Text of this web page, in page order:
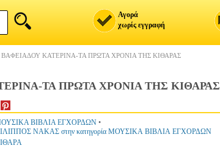
Αγορά
χωρίς εγγραφή
ΒΑΦΕΙΑΔΟΥ ΚΑΤΕΡΙΝΑ-ΤΑ ΠΡΩΤΑ ΧΡΟΝΙΑ ΤΗΣ ΚΙΘΑΡΑΣ
ΤΑ ΠΡΩΤΑ ΧΡΟΝΙΑ ΤΗΣ ΚΙΘΑΡΑΣ
ΒΙΒΛΙΑ ΕΓΧΟΡΔΩΝ •
ΝΑΚΑΣ στην κατηγορία ΜΟΥΣΙΚΑ ΒΙΒΛΙΑ ΕΓΧΟΡΔΩΝ